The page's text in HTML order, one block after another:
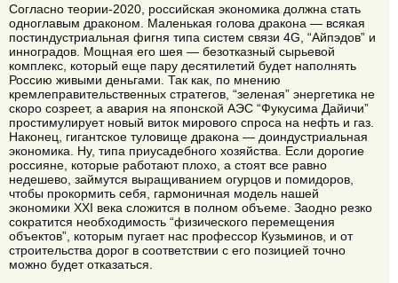
Согласно теории-2020, российская экономика должна стать
одноглавым драконом. Маленькая голова дракона — всякая
постиндустриальная фигня типа систем связи 4G, “Айпэдов” и
инноградов. Мощная его шея — безотказный сырьевой
комплекс, который еще пару десятилетий будет наполнять
Россию живыми деньгами. Так как, по мнению
кремлеправительственных стратегов, “зеленая” энергетика не
скоро созреет, а авария на японской АЭС “Фукусима Дайичи”
простимулирует новый виток мирового спроса на нефть и газ.
Наконец, гигантское туловище дракона — доиндустриальная
экономика. Ну, типа приусадебного хозяйства. Если дорогие
россияне, которые работают плохо, а стоят все равно
недешево, займутся выращиванием огурцов и помидоров,
чтобы прокормить себя, гармоничная модель нашей
экономики XXI века сложится в полном объеме. Заодно резко
сократится необходимость “физического перемещения
объектов”, которым пугает нас профессор Кузьминов, и от
строительства дорог в соответствии с его позицией точно
можно будет отказаться.